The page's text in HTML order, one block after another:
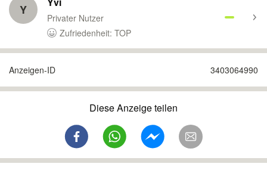
Y
Privater Nutzer
Zufriedenheit: TOP
Anzeigen-ID 3403064990
Diese Anzeige teilen